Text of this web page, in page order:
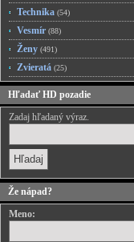
Technika (54)
Vesmír (88)
Ženy (491)
Zvieratá (25)
Hľadať HD pozadie
Zadaj hľadaný výraz.
Že nápad?
Meno: